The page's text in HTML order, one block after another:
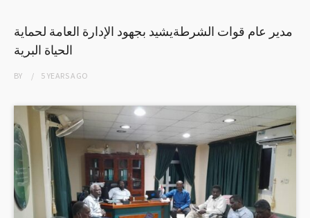
مدير عام قوات الشرطةيشيد بجهود الإدارة العامة لحماية
الحياة البرية
BY 5 YEARSAGO